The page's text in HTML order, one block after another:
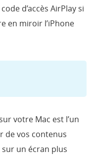
d’accès AirPlay si
en miroir l’iPhone
votre Mac est l’un
de vos contenus
un écran plus